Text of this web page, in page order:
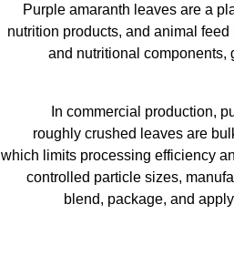
Purple amaranth leaves are a
nutrition products, and animal
and nutritional components,
In commercial production,
roughly crushed leaves are
which limits processing efficiency
controlled particle sizes,
blend, package, and